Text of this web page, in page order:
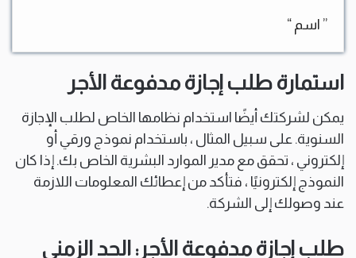
” اسم “
استمارة طلب إجازة مدفوعة الأجر
يمكن لشركتك أيضًا استخدام نظامها الخاص لطلب الإجازة
السنوية. على سبيل المثال ، باستخدام نموذج ورقي أو
إلكتروني ، تحقق مع مدير الموارد البشرية الخاص بك. إذا كان
النموذج إلكترونيًا ، فتأكد من إعطائك المعلومات اللازمة
عند وصولك إلى الشركة.
طلب إجازة مدفوعة الأجر: الحد الزمني